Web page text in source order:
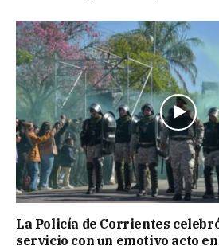
La Policía de Corrientes
servicio con un emotivo acto